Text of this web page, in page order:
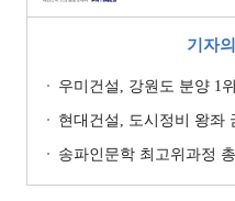
기자
우미건설, 강원도 분양 1위…제주는
현대건설, 도시정비 왕좌
송파인문학 최고위과정 총원우회